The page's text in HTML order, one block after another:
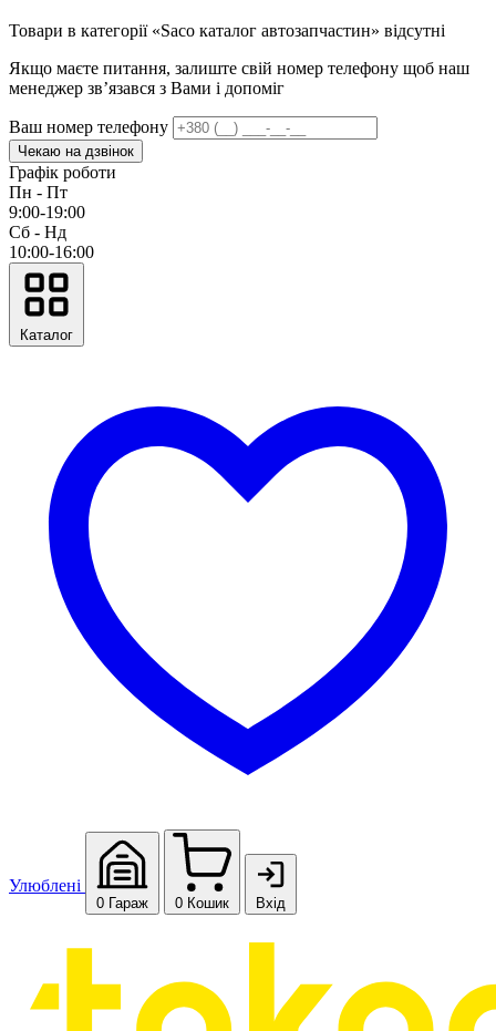
Товари в категорії «Saco каталог автозапчастин» відсутні
Якщо маєте питання, залиште свій номер телефону щоб наш
менеджер звʼязався з Вами і допоміг
Ваш номер телефону
Чекаю на дзвінок
Графік роботи
Пн - Пт
9:00-19:00
Сб - Нд
10:00-16:00
Каталог
Улюблені
0 Гараж 0 Кошик Вхід